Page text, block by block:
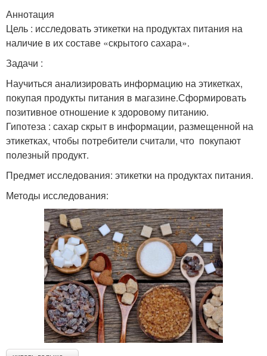
Аннотация
Цель : исследовать этикетки на продуктах питания на
наличие в их составе «скрытого сахара».
Задачи :
Научиться анализировать информацию на этикетках,
покупая продукты питания в магазине.Сформировать
позитивное отношение к здоровому питанию.
Гипотеза : сахар скрыт в информации, размещенной на
этикетках, чтобы потребители считали, что покупают
полезный продукт.
Предмет исследования: этикетки на продуктах питания.
Методы исследования: